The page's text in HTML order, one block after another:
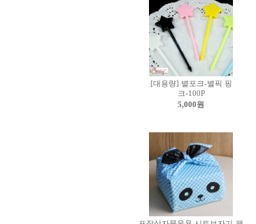
[대용량] 별포크-별픽 핑
크-100P
5,000원